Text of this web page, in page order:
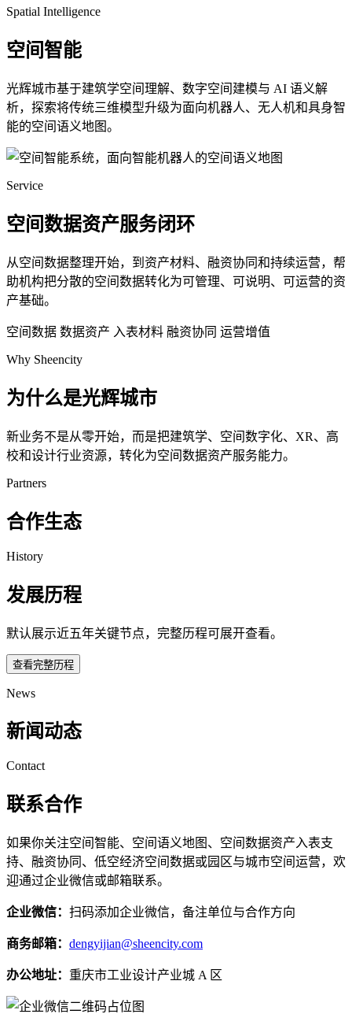
Spatial Intelligence
空间智能
光辉城市基于建筑学空间理解、数字空间建模与 AI 语义解
析，探索将传统三维模型升级为面向机器人、无人机和具身智
能的空间语义地图。
Service
空间数据资产服务闭环
从空间数据整理开始，到资产材料、融资协同和持续运营，帮
助机构把分散的空间数据转化为可管理、可说明、可运营的资
产基础。
空间数据 数据资产 入表材料 融资协同 运营增值
Why Sheencity
为什么是光辉城市
新业务不是从零开始，而是把建筑学、空间数字化、XR、高
校和设计行业资源，转化为空间数据资产服务能力。
Partners
合作生态
History
发展历程
默认展示近五年关键节点，完整历程可展开查看。
查看完整历程
News
新闻动态
Contact
联系合作
如果你关注空间智能、空间语义地图、空间数据资产入表支
持、融资协同、低空经济空间数据或园区与城市空间运营，欢
迎通过企业微信或邮箱联系。
企业微信： 扫码添加企业微信，备注单位与合作方向
商务邮箱： dengyijian@sheencity.com
办公地址： 重庆市工业设计产业城 A 区